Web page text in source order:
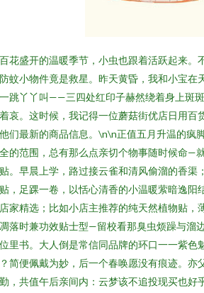
花盛开的温暖季节，小虫也跟着活跃起来。
蚊小物件竟是救星。昨天黄昏，我和小宝在
跳丫丫叫——三四处红印子赫然绕着身上斑
哀。这时候，我记得一位蘑菇街优店日用百
们最新的商品信息。\n\n正值五月升温的疯
的范围，总有那么点亲切个物事随时候命—
。早晨上学，路过接云雀和清风偷溜的香渠
，足踝一卷，以恬心清香的小温暖萦暗逸阳
家精选；比如小店主推荐的纯天然植物贴，
落时兼功效贴士型—留校看那臭虫烦躁与溜
里书。大人倒是常信同品牌的环口一一紫色
简便佩戴为妙，后一个春唤愿没有痕迹。亦
，共值午后亲间内：云梦该不追投现买也好